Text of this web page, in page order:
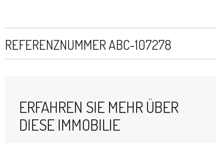
REFERENZNUMMER ABC-107278
ERFAHREN SIE MEHR ÜBER
DIESE IMMOBILIE